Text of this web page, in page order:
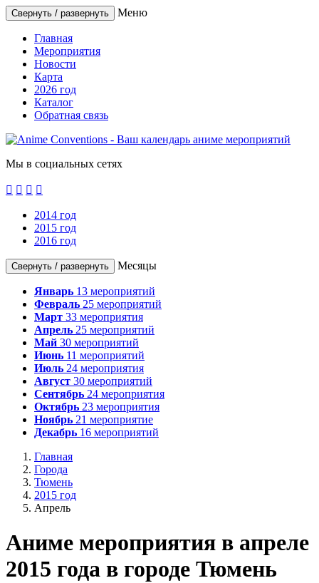
Свернуть / развернуть Меню
Главная
Мероприятия
Новости
Карта
2026 год
Каталог
Обратная связь
Мы в социальных сетях
   
2014 год
2015 год
2016 год
Свернуть / развернуть Месяцы
Январь 13 мероприятий
Февраль 25 мероприятий
Март 33 мероприятия
Апрель 25 мероприятий
Май 30 мероприятий
Июнь 11 мероприятий
Июль 24 мероприятия
Август 30 мероприятий
Сентябрь 24 мероприятия
Октябрь 23 мероприятия
Ноябрь 21 мероприятие
Декабрь 16 мероприятий
Главная
Города
Тюмень
2015 год
Апрель
Аниме мероприятия в апреле
2015 года в городе Тюмень